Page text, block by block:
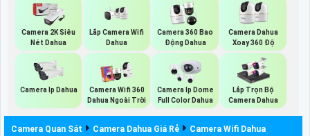
Camera 2K Siêu
Nét Dahua
Lắp Camera Wifi
Dahua
Camera 360 Bao
Động Dahua
Camera Dahua
Xoay 360 Độ
Camera Ip Dahua
Camera Wifi 360
Dahua Ngoài Trời
Camera Ip Dome
Full Color Dahua
Lắp Trọn Bộ
Camera Dahua
Camera Quan Sát Camera Dahua Giá Rẻ Camera Wifi Dahua